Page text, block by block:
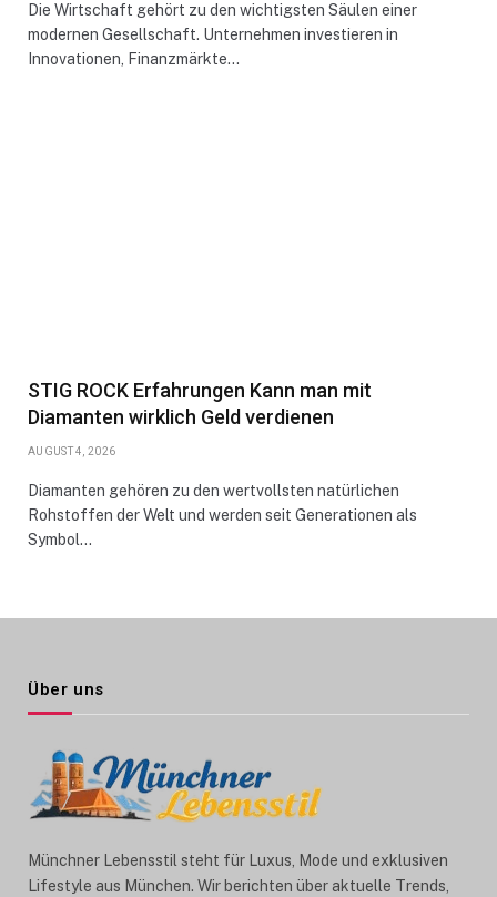
Die Wirtschaft gehört zu den wichtigsten Säulen einer
modernen Gesellschaft. Unternehmen investieren in
Innovationen, Finanzmärkte…
STIG ROCK Erfahrungen Kann man mit
Diamanten wirklich Geld verdienen
AUGUST 4, 2026
Diamanten gehören zu den wertvollsten natürlichen
Rohstoffen der Welt und werden seit Generationen als
Symbol…
Über uns
Münchner Lebensstil steht für Luxus, Mode und exklusiven
Lifestyle aus München. Wir berichten über aktuelle Trends,